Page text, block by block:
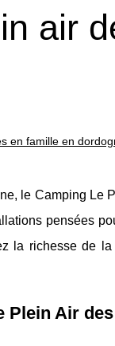
air
en famille en
le Camping Le
pensées
la richesse de
Plein Air